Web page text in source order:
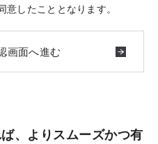
意したこととなります。
、よりスムーズかつ有